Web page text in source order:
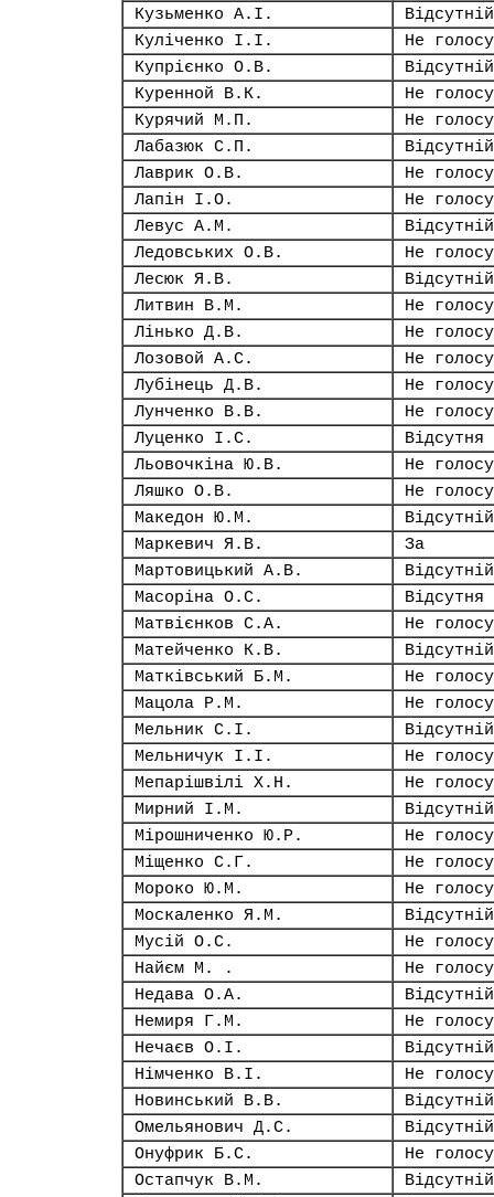
Кузьменко А.І.
Відсутній
Куліченко І.І.
Не
Купрієнко О.В.
Відсутній
Куренной В.К.
Не
Курячий М.П.
Не
Лабазюк С.П.
Відсутній
Лаврик О.В.
Не
Лапін І.О.
Не
Левус А.М.
Відсутній
Ледовських О.В.
Не
Лесюк Я.В.
Відсутній
Литвин В.М.
Не
Лінько Д.В.
Не
Лозовой А.С.
Не
Лубінець Д.В.
Не
Лунченко В.В.
Не
Луценко І.С.
Відсутня
Льовочкіна Ю.В.
Не
Ляшко О.В.
Не
Македон Ю.М.
Відсутній
Маркевич Я.В.
За
Мартовицький А.В.
Відсутній
Масоріна О.С.
Відсутня
Матвієнков С.А.
Не
Матейченко К.В.
Відсутній
Матківський Б.М.
Не
Мацола Р.М.
Не
Мельник С.І.
Відсутній
Мельничук І.І.
Не
Мепарішвілі Х.Н.
Не
Мирний І.М.
Відсутній
Мірошниченко Ю.Р.
Не
Міщенко С.Г.
Не
Мороко Ю.М.
Не
Москаленко Я.М.
Відсутній
Мусій О.С.
Не
Найєм М. .
Не
Недава О.А.
Відсутній
Немиря Г.М.
Не
Нечаєв О.І.
Відсутній
Німченко В.І.
Не
Новинський В.В.
Відсутній
Омельянович Д.С.
Відсутній
Онуфрик Б.С.
Не
Остапчук В.М.
Відсутній